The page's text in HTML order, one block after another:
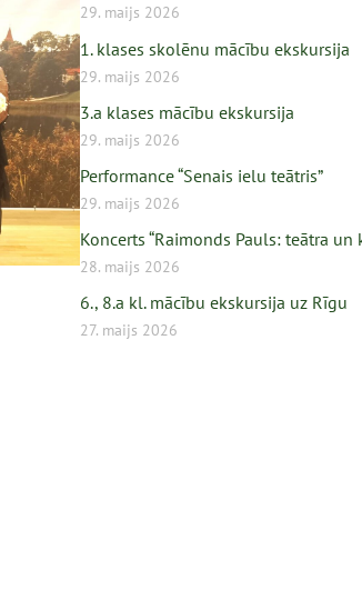
29. maijs 2026
1. klases skolēnu mācību ekskursija
29. maijs 2026
3.a klases mācību ekskursija
29. maijs 2026
Performance “Senais ielu teātris”
29. maijs 2026
Koncerts “Raimonds Pauls: teātra un
28. maijs 2026
6., 8.a kl. mācību ekskursija uz Rīgu
27. maijs 2026